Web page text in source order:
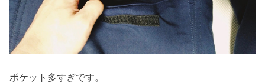
ポケット多すぎです。